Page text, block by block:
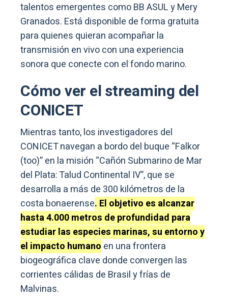
talentos emergentes como BB ASUL y Mery
Granados. Está disponible de forma gratuita
para quienes quieran acompañar la
transmisión en vivo con una experiencia
sonora que conecte con el fondo marino.
Cómo ver el streaming del
CONICET
Mientras tanto, los investigadores del
CONICET navegan a bordo del buque “Falkor
(too)” en la misión “Cañón Submarino de Mar
del Plata: Talud Continental IV”, que se
desarrolla a más de 300 kilómetros de la
costa bonaerense. El objetivo es alcanzar
hasta 4.000 metros de profundidad para
estudiar las especies marinas, su entorno y
el impacto humano en una frontera
biogeográfica clave donde convergen las
corrientes cálidas de Brasil y frías de
Malvinas.